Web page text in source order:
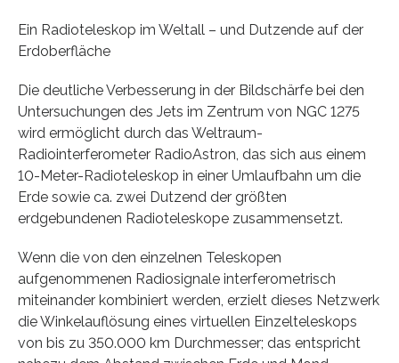
Ein Radioteleskop im Weltall – und Dutzende auf der
Erdoberfläche
Die deutliche Verbesserung in der Bildschärfe bei den
Untersuchungen des Jets im Zentrum von NGC 1275
wird ermöglicht durch das Weltraum-
Radiointerferometer RadioAstron, das sich aus einem
10-Meter-Radioteleskop in einer Umlaufbahn um die
Erde sowie ca. zwei Dutzend der größten
erdgebundenen Radioteleskope zusammensetzt.
Wenn die von den einzelnen Teleskopen
aufgenommenen Radiosignale interferometrisch
miteinander kombiniert werden, erzielt dieses Netzwerk
die Winkelauflösung eines virtuellen Einzelteleskops
von bis zu 350.000 km Durchmesser; das entspricht